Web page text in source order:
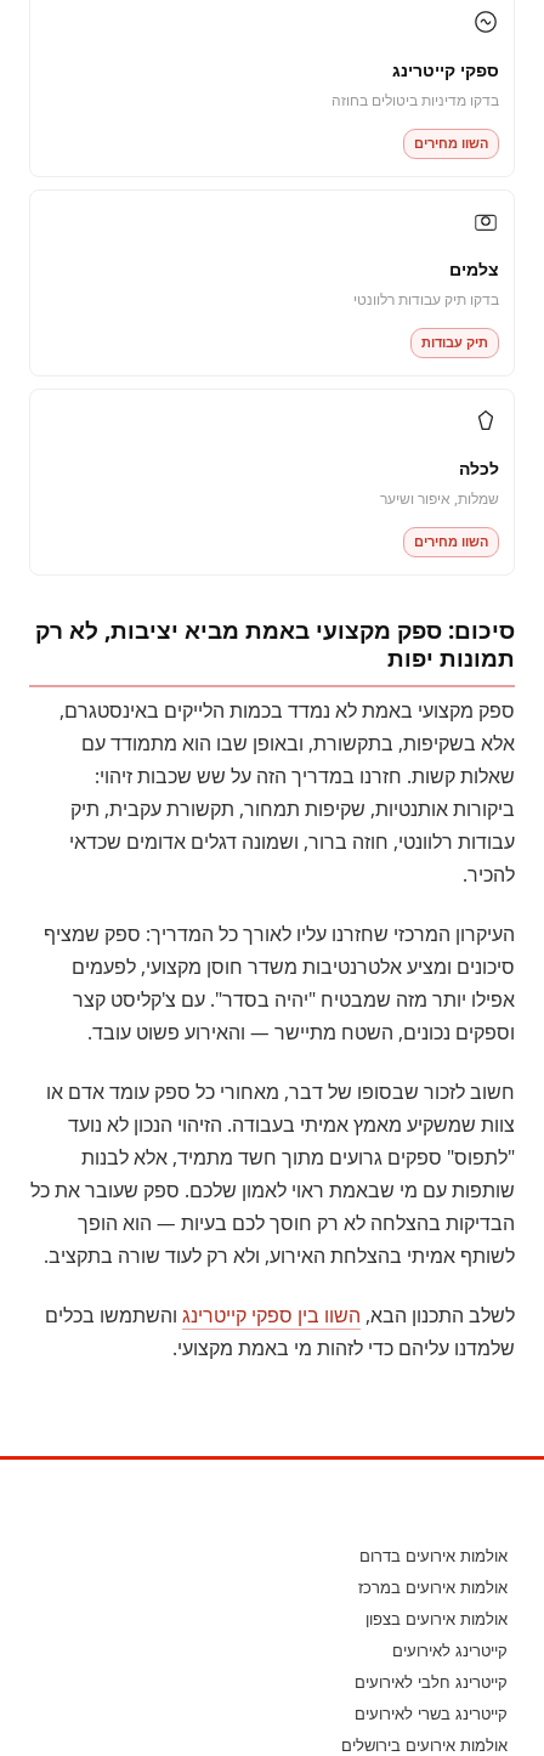
ספקי קייטרינג
בדקו מדיניות ביטולים בחוזה
השוו מחירים
צלמים
בדקו תיק עבודות רלוונטי
תיק עבודות
לכלה
שמלות, איפור ושיער
השוו מחירים
סיכום: ספק מקצועי באמת מביא יציבות, לא רק
תמונות יפות
ספק מקצועי באמת לא נמדד בכמות הלייקים באינסטגרם,
אלא בשקיפות, בתקשורת, ובאופן שבו הוא מתמודד עם
שאלות קשות. חזרנו במדריך הזה על שש שכבות זיהוי:
ביקורות אותנטיות, שקיפות תמחור, תקשורת עקבית, תיק
עבודות רלוונטי, חוזה ברור, ושמונה דגלים אדומים שכדאי
להכיר.
העיקרון המרכזי שחזרנו עליו לאורך כל המדריך: ספק שמציף
סיכונים ומציע אלטרנטיבות משדר חוסן מקצועי, לפעמים
אפילו יותר מזה שמבטיח "יהיה בסדר". עם צ'קליסט קצר
וספקים נכונים, השטח מתיישר — והאירוע פשוט עובד.
חשוב לזכור שבסופו של דבר, מאחורי כל ספק עומד אדם או
צוות שמשקיע מאמץ אמיתי בעבודה. הזיהוי הנכון לא נועד
"לתפוס" ספקים גרועים מתוך חשד מתמיד, אלא לבנות
שותפות עם מי שבאמת ראוי לאמון שלכם. ספק שעובר את כל
הבדיקות בהצלחה לא רק חוסך לכם בעיות — הוא הופך
לשותף אמיתי בהצלחת האירוע, ולא רק לעוד שורה בתקציב.
לשלב התכנון הבא, השוו בין ספקי קייטרינג והשתמשו בכלים
שלמדנו עליהם כדי לזהות מי באמת מקצועי.
אולמות אירועים בדרום
אולמות אירועים במרכז
אולמות אירועים בצפון
קייטרינג לאירועים
קייטרינג חלבי לאירועים
קייטרינג בשרי לאירועים
אולמות אירועים בירושלים